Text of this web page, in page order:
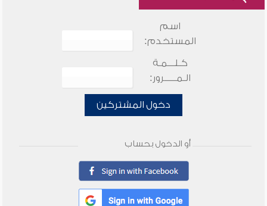
اسم
المستخدم:
كـلـــمـة
الـمـــــرور:
دخول المشتركين
أو الدخول بحساب